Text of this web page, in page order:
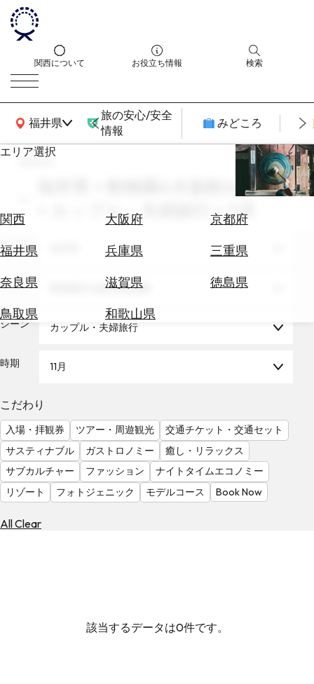
関西について お役立ち情報 検索
福井県
関西広域MAP
旅の安心/安全
情報
みどころ
エリア選択
関西 大阪府
京都府
福井県
兵庫県
三重県
奈良県
滋賀県
徳島県
鳥取県
和歌山県
エ
券
テ
を
る
気
を
見
る
search
福井県 × 動物園&水族館&植物園
× カップル・夫婦旅行 × 11月
エリア
テーマ 動物園&水族館&植物園
シーン カップル・夫婦旅行
時期 11月
こだわり
入場・拝観券 ツアー・周遊観光
交通チケット・交通セット
サスティナブル
ガストロノミー
癒し・リラックス
サブカルチャー
ファッション
ナイトタイムエコノミー
リゾート
フォトジェニック モデルコース Book Now
All Clear
該当するデータは0件です。